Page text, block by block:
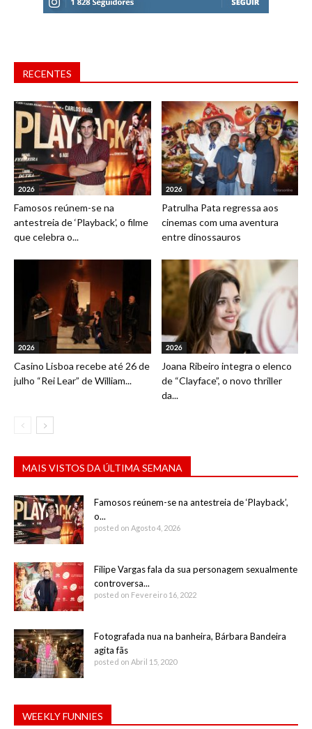
RECENTES
2026
Famosos reúnem-se na
antestreia de ‘Playback’, o filme
que celebra o...
2026
Patrulha Pata regressa aos
cinemas com uma aventura
entre dinossauros
2026
Casino Lisboa recebe até 26 de
julho “Rei Lear” de William...
2026
Joana Ribeiro integra o elenco
de “Clayface”, o novo thriller
da...
MAIS VISTOS DA ÚLTIMA SEMANA
Famosos reúnem-se na antestreia de ‘Playback’,
o...
posted on Agosto 4, 2026
Filipe Vargas fala da sua personagem sexualmente
controversa...
posted on Fevereiro 16, 2022
Fotografada nua na banheira, Bárbara Bandeira
agita fãs
posted on Abril 15, 2020
WEEKLY FUNNIES